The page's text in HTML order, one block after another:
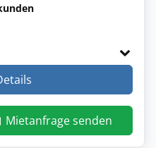
Mietanfrage senden